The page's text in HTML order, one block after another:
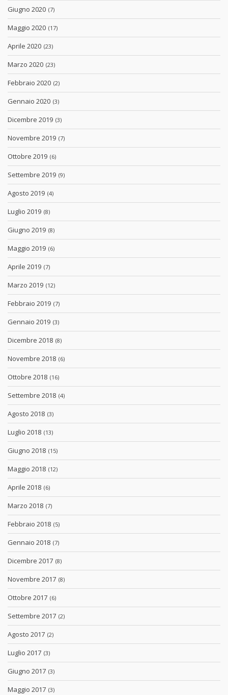
Giugno 2020 (7)
Maggio 2020 (17)
Aprile 2020 (23)
Marzo 2020 (23)
Febbraio 2020 (2)
Gennaio 2020 (3)
Dicembre 2019 (3)
Novembre 2019 (7)
Ottobre 2019 (6)
Settembre 2019 (9)
Agosto 2019 (4)
Luglio 2019 (8)
Giugno 2019 (8)
Maggio 2019 (6)
Aprile 2019 (7)
Marzo 2019 (12)
Febbraio 2019 (7)
Gennaio 2019 (3)
Dicembre 2018 (8)
Novembre 2018 (6)
Ottobre 2018 (16)
Settembre 2018 (4)
Agosto 2018 (3)
Luglio 2018 (13)
Giugno 2018 (15)
Maggio 2018 (12)
Aprile 2018 (6)
Marzo 2018 (7)
Febbraio 2018 (5)
Gennaio 2018 (7)
Dicembre 2017 (8)
Novembre 2017 (8)
Ottobre 2017 (6)
Settembre 2017 (2)
Agosto 2017 (2)
Luglio 2017 (3)
Giugno 2017 (3)
Maggio 2017 (3)